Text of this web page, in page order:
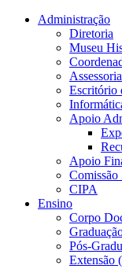
Conteúdo principal
Administração
Diretoria
Museu
Escritório
Apoio
Apoio
Comissão
CIPA
Ensino
Corpo
Pós-
Extensão